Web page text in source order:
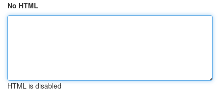
No HTML
HTML is disabled